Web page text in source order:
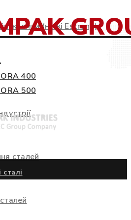
кромки (ножі Estrong)
сталей
400
500
сталі